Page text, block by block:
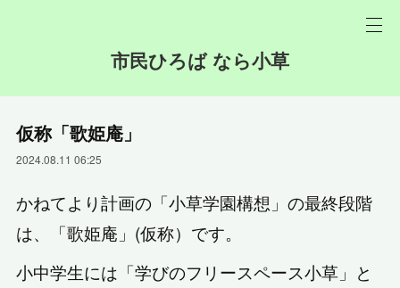
市民ひろば なら小草
仮称「歌姫庵」
2024.08.11 06:25
かねてより計画の「小草学園構想」の最終段階
は、「歌姫庵」(仮称）です。
小中学生には「学びのフリースペース小草」と